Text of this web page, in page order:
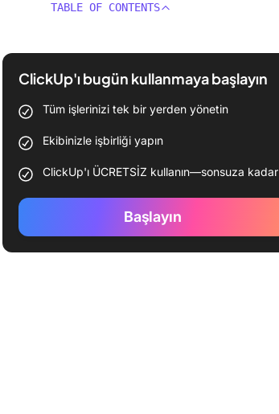
TABLE OF CONTENTS
ClickUp'ı bugün kullanmaya başlayın
Tüm işlerinizi tek bir yerden yönetin
Ekibinizle işbirliği yapın
ClickUp'ı ÜCRETSİZ kullanın—sonsuza kadar
Başlayın